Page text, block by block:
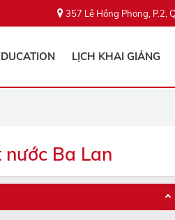
357 Lê Hồng Phong, P.2,
LỊCH KHAI GIẢNG
Ba Lan